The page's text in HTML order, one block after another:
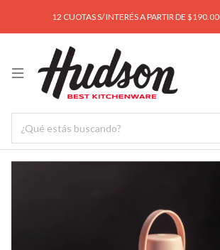
12 CUOTAS S/ INTERÉS A PARTIR DE $190.000